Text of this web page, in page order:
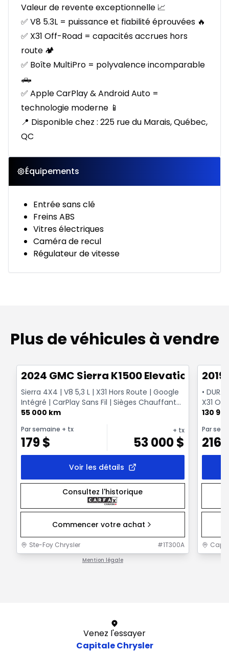
Valeur de revente exceptionnelle 📈
✅ V8 5.3L = puissance et fiabilité éprouvées 🔥
✅ X31 Off-Road = capacités accrues hors
route 🏕️
✅ Boîte MultiPro = polyvalence incomparable
🛻
✅ Apple CarPlay & Android Auto =
technologie moderne 📱
📍 Disponible chez : 225 rue du Marais, Québec,
QC
Équipements
Entrée sans clé
Freins ABS
Vitres électriques
Caméra de recul
Régulateur de vitesse
Plus de véhicules à vendre
2024 GMC Sierra K1500 Elevation
Sierra 4X4 | V8 5,3 L | X31 Hors Route | Google
Intégré | CarPlay Sans Fil | Sièges Chauffants |
Vol...
55 000 km
Par semaine + tx
179$
+ tx
53 000$
Voir les détails
Consultez l'historique
Commencer votre achat
Ste-Foy Chrysler #1T300A
Mention légale
•
X31
130
Par
216
Venez l'essayer
Capitale Chrysler